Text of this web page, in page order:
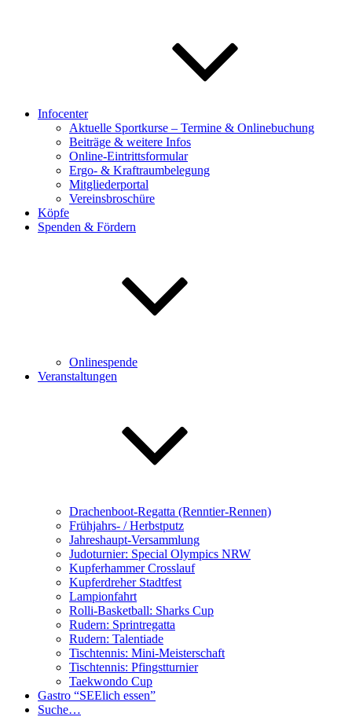
Infocenter
Aktuelle Sportkurse – Termine & Onlinebuchung
Beiträge & weitere Infos
Online-Eintrittsformular
Ergo- & Kraftraumbelegung
Mitgliederportal
Vereinsbroschüre
Köpfe
Spenden & Fördern
Onlinespende
Veranstaltungen
Drachenboot-Regatta (Renntier-Rennen)
Frühjahrs- / Herbstputz
Jahreshaupt-Versammlung
Judoturnier: Special Olympics NRW
Kupferhammer Crosslauf
Kupferdreher Stadtfest
Lampionfahrt
Rolli-Basketball: Sharks Cup
Rudern: Sprintregatta
Rudern: Talentiade
Tischtennis: Mini-Meisterschaft
Tischtennis: Pfingstturnier
Taekwondo Cup
Gastro “SEElich essen”
Suche…